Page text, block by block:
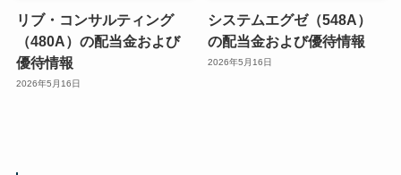
リブ・コンサルティング
（480A）の配当金および
優待情報
2026年5月16日
システムエグゼ（548A）
の配当金および優待情報
2026年5月16日